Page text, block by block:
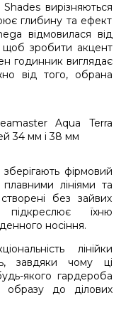
вирізняються
глибину та ефект
відмовилася від
щоб зробити акцент
годинник виглядає
від того, обрана
фірмовий
лініями та
без зайвих
їхню
носіння.
лінійки
завдяки чому ці
якого гардероба
образу до ділових